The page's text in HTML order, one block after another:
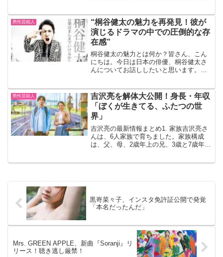
さんが福岡県久留米市をリポートしてい
る中で行われ、スタジオ...
男性芸能人
“桐谷健太の魅力を再発見！彼が
演じるドラマの中での圧倒的な存
在感”
桐谷健太の魅力とは何か？皆さん、こん
にちは。今日は日本の俳優、桐谷健太さ
んについてお話ししたいと思います。彼
リアルで、視聴者を引き込む力がありま
す。桐谷健太の圧倒的な存...
男性芸能人
吉沢亮を解体大公開！身長・年収
「ぼくが生きてる、ふたつの世
界」
吉沢亮の最新情報まとめ1. 家族吉沢亮さ
んは、6人家族で育ちました。家族構成
は、父、母、2歳年上の兄、3歳と7歳年下
黒嵜菜々子、インスタ免許証公開で発覚
「本名だったんだ」
Mrs. GREEN APPLE、新曲『Soranji』リ
リース！聴き逃し厳禁！